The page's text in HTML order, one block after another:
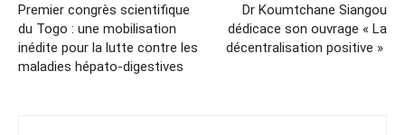
Premier congrès scientifique
du Togo : une mobilisation
inédite pour la lutte contre les
maladies hépato-digestives
Dr Koumtchane Siangou
dédicace son ouvrage « La
décentralisation positive »